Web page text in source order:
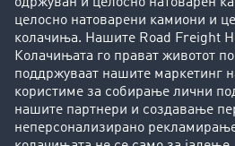
Фирма
Преку клиенти до нови клиенти
Успешни приказни